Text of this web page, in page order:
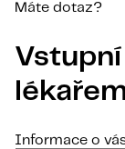
Máte dotaz?
Informace o